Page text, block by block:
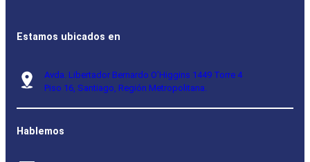
Estamos ubicados en
Avda. Libertador Bernardo O’Higgins 1449 Torre 4
Piso 16, Santiago, Región Metropolitana.
Hablemos